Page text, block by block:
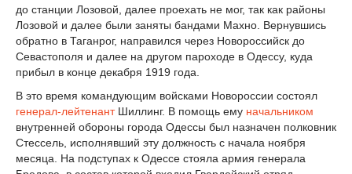
до станции Лозовой, далее проехать не мог, так как районы
Лозовой и далее были заняты бандами Махно. Вернувшись
обратно в Таганрог, направился через Новороссийск до
Севастополя и далее на другом пароходе в Одессу, куда
прибыл в конце декабря 1919 года.
В это время командующим войсками Новороссии состоял
генерал-лейтенантШиллинг. В помощь ему начальником
внутренней обороны города Одессы был назначен полковник
Стессель, исполнявший эту должность с начала ноября
месяца. На подступах к Одессе стояла армия генерала